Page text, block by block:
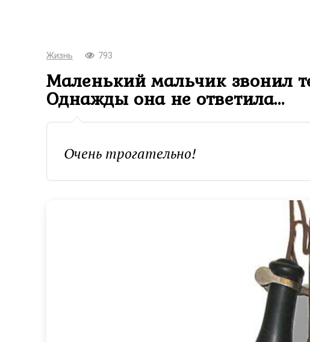
Жизнь 793
Маленький мальчик звонил
Однажды она не ответила…
Очень трогательно!